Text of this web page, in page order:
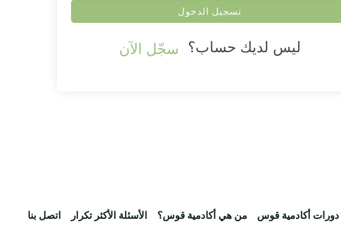
تسجيل الدخول
ليس لديك حساب؟ سجّل الآن
دورات أكادمية قوس من هي أكادمية قوس؟ الأسئلة الأكثر تكرار اتصل بنا